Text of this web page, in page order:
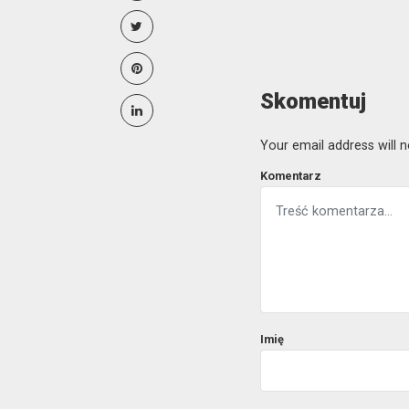
Skomentuj
Your email address will
Komentarz
Imię